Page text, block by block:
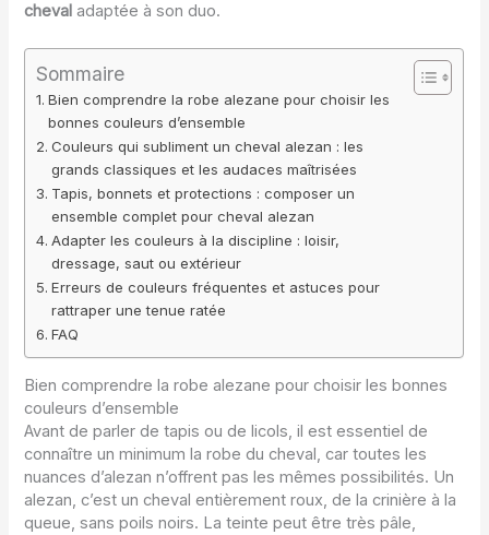
cheval adaptée à son duo.
Sommaire
Bien comprendre la robe alezane pour choisir les
bonnes couleurs d’ensemble
Couleurs qui subliment un cheval alezan : les
grands classiques et les audaces maîtrisées
Tapis, bonnets et protections : composer un
ensemble complet pour cheval alezan
Adapter les couleurs à la discipline : loisir,
dressage, saut ou extérieur
Erreurs de couleurs fréquentes et astuces pour
rattraper une tenue ratée
FAQ
Bien comprendre la robe alezane pour choisir les bonnes
couleurs d’ensemble
Avant de parler de tapis ou de licols, il est essentiel de
connaître un minimum la robe du cheval, car toutes les
nuances d’alezan n’offrent pas les mêmes possibilités. Un
alezan, c’est un cheval entièrement roux, de la crinière à la
queue, sans poils noirs. La teinte peut être très pâle,